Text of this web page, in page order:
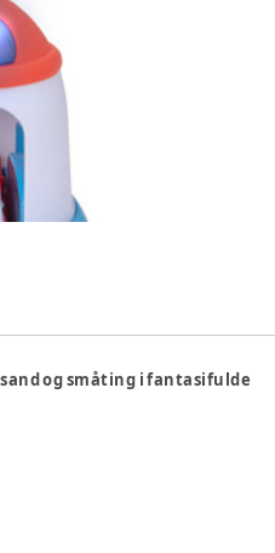
og småting i fantasifulde